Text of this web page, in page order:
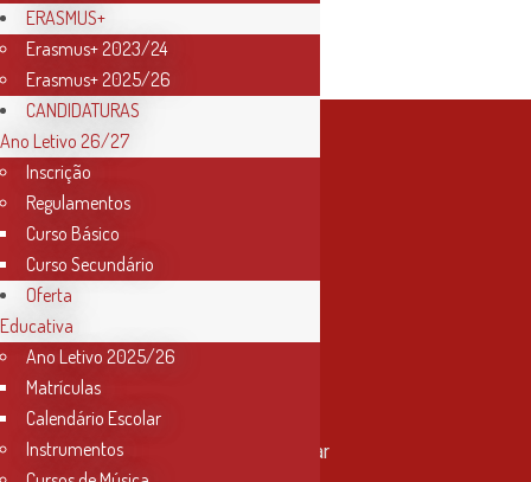
Cordeiro
Contactos
Rua Miguel Bombarda, nº 4, 1º andar
ERASMUS+
Erasmus+ 2023/24
Erasmus+ 2025/26
CANDIDATURAS
Ano Letivo 26/27
Inscrição
Regulamentos
Curso Básico
Curso Secundário
Oferta
Educativa
Ano Letivo 2025/26
Matrículas
Calendário Escolar
Instrumentos